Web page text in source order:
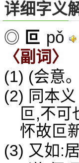
详细字义
◎ 叵 pǒ
〈副词〉
(1) (会意
(2) 同本义
叵,不
怀故叵
(3) 又如: